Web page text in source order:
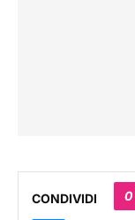
CONDIVIDI 0